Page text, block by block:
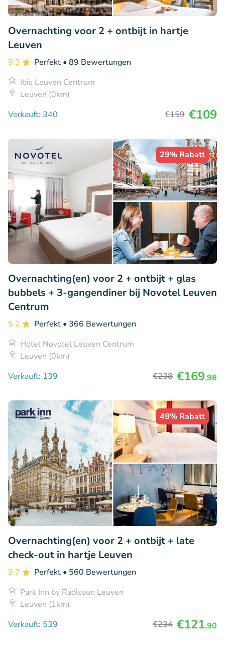
Overnachting voor 2 + ontbijt in hartje
Leuven
9.3 Perfekt • 89 Bewertungen
Ibis Leuven Centrum
Leuven (0km)
Verkauft: 340
€159 €109
29% Rabatt
Overnachting(en) voor 2 + ontbijt + glas
bubbels + 3-gangendiner bij Novotel Leuven
Centrum
9.2 Perfekt • 366 Bewertungen
Hotel Novotel Leuven Centrum
Leuven (0km)
Verkauft: 139
€238 €169,98
48% Rabatt
Overnachting(en) voor 2 + ontbijt + late
check-out in hartje Leuven
9.7 Perfekt • 560 Bewertungen
Park Inn by Radisson Leuven
Leuven (1km)
Verkauft: 539
€234 €121,90